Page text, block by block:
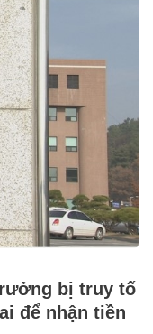
bị truy tố
để nhận tiền